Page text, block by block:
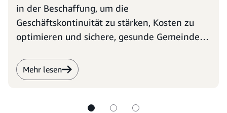
in der Beschaffung, um die
Geschäftskontinuität zu stärken, Kosten zu
optimieren und sichere, gesunde Gemeinden
Mehr lesen